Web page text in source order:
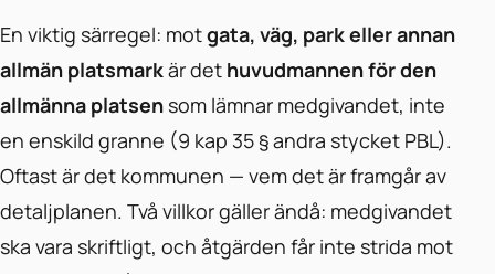
En viktig särregel: motgata, väg, park eller annan
allmän platsmarkär det huvudmannen för den
allmänna platsen som lämnar medgivandet, inte
en enskild granne (9 kap 35 § andra stycket PBL).
Oftast är det kommunen — vem det är framgår av
detaljplanen. Två villkor gäller ändå: medgivandet
ska vara skriftligt, och åtgärden får inte strida mot